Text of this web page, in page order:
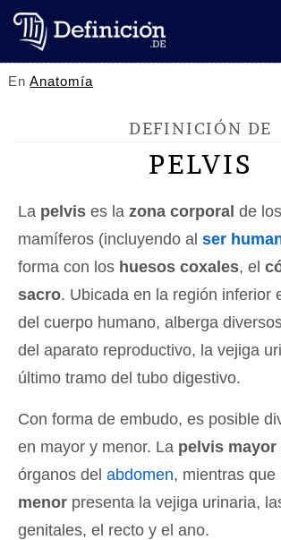
EnAnatomía
DEFINICIÓN DE
PELVIS
La pelvis es la zona corporal de
mamíferos (incluyendo al ser
forma con los huesos coxales, el
sacro. Ubicada en la región inferior
del cuerpo humano, alberga
del aparato reproductivo, la vejiga
último tramo del tubo digestivo.
Con forma de embudo, es posible
en mayor y menor. La pelvis mayor
órganos del abdomen, mientras que
menor presenta la vejiga urinaria,
genitales, el recto y el ano.